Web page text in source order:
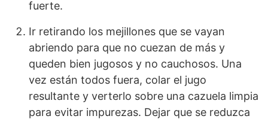
fuerte.
Ir retirando los mejillones que se vayan
abriendo para que no cuezan de más y
queden bien jugosos y no cauchosos. Una
vez están todos fuera, colar el jugo
resultante y verterlo sobre una cazuela limpia
para evitar impurezas. Dejar que se reduzca